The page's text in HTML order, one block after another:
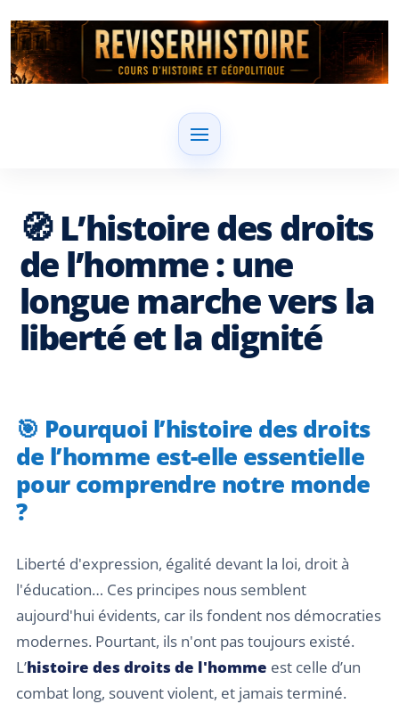
🧭 L’histoire des droits
de l’homme : une
longue marche vers la
liberté et la dignité
🎯 Pourquoi l’histoire des droits
de l’homme est-elle essentielle
pour comprendre notre monde
?
Liberté d'expression, égalité devant la loi, droit à
l'éducation… Ces principes nous semblent
aujourd'hui évidents, car ils fondent nos démocraties
modernes. Pourtant, ils n'ont pas toujours existé.
L’histoire des droits de l'homme est celle d’un
combat long, souvent violent, et jamais terminé.